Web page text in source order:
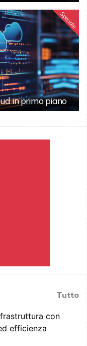
Speciale
in primo piano
Tutto
con
efficienza